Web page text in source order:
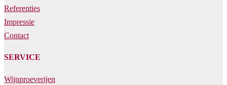
Referenties
Impressie
Contact
SERVICE
Wijnproeverijen